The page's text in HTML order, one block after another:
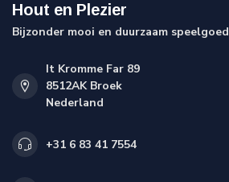
Hout en Plezier
Bijzonder mooi en duurzaam speelgoed
It Kromme Far 89
8512AK Broek
Nederland
+31 6 83 41 7554